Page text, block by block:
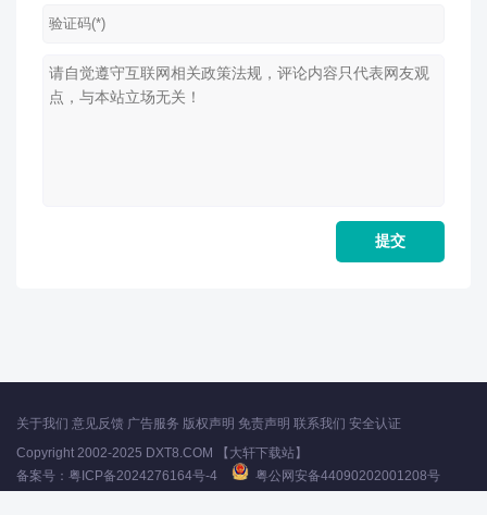
关于我们 意见反馈 广告服务 版权声明 免责声明 联系我们 安全认证
Copyright 2002-2025 DXT8.COM 【大轩下载站】
备案号： 粤ICP备2024276164号-4
粤公网安备44090202001208号